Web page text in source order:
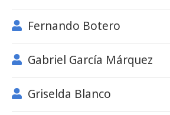
Fernando Botero
Gabriel García Márquez
Griselda Blanco